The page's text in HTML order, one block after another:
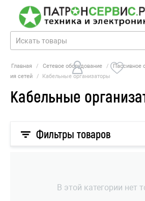
Главная / Сетевое оборудование /
Пассивное
ия сетей
/ Кабельные организаторы
Кабельные
Фильтры товаров
В этой категории нет